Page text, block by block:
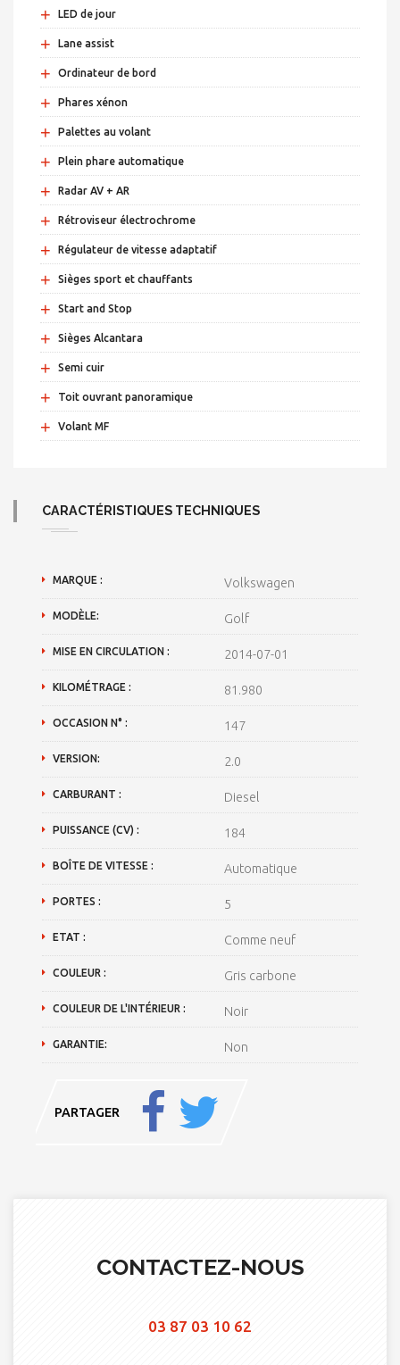
+ LED de jour
+ Lane assist
+ Ordinateur de bord
+ Phares xénon
+ Palettes au volant
+ Plein phare automatique
+ Radar AV + AR
+ Rétroviseur électrochrome
+ Régulateur de vitesse adaptatif
+ Sièges sport et chauffants
+ Start and Stop
+ Sièges Alcantara
+ Semi cuir
+ Toit ouvrant panoramique
+ Volant MF
CARACTÉRISTIQUES TECHNIQUES
MARQUE : Volkswagen
MODÈLE: Golf
MISE EN CIRCULATION : 2014-07-01
KILOMÉTRAGE : 81.980
OCCASION N° : 147
VERSION: 2.0
CARBURANT : Diesel
PUISSANCE (CV) : 184
BOÎTE DE VITESSE : Automatique
PORTES : 5
ETAT : Comme neuf
COULEUR : Gris carbone
COULEUR DE L'INTÉRIEUR : Noir
GARANTIE: Non
PARTAGER
CONTACTEZ-NOUS
03 87 03 10 62